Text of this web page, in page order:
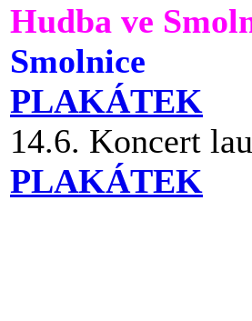
Hudba ve
Smolnice
PLAKÁTEK
14.6. Koncert
PLAKÁTEK